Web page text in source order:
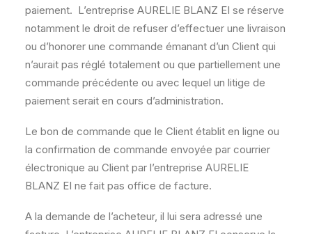
paiement. L’entreprise AURELIE BLANZ EI se réserve
notamment le droit de refuser d’effectuer une livraison
ou d’honorer une commande émanant d’un Client qui
n’aurait pas réglé totalement ou que partiellement une
commande précédente ou avec lequel un litige de
paiement serait en cours d’administration.
Le bon de commande que le Client établit en ligne ou
la confirmation de commande envoyée par courrier
électronique au Client par l’entreprise AURELIE
BLANZ EI ne fait pas office de facture.
A la demande de l’acheteur, il lui sera adressé une